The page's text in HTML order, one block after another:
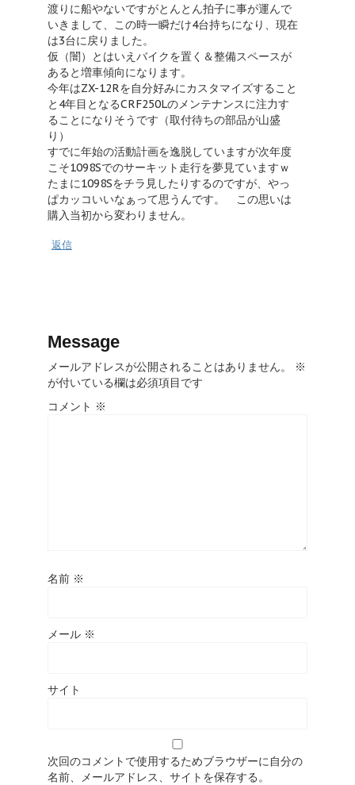
渡りに船やないですがとんとん拍子に事が運んで
いきまして、この時一瞬だけ4台持ちになり、現在
は3台に戻りました。
仮（闇）とはいえバイクを置く＆整備スペースが
あると増車傾向になります。
今年はZX-12Rを自分好みにカスタマイズすること
と4年目となるCRF250Lのメンテナンスに注力す
ることになりそうです（取付待ちの部品が山盛
り）
すでに年始の活動計画を逸脱していますが次年度
こそ1098Sでのサーキット走行を夢見ていますｗ
たまに1098Sをチラ見したりするのですが、やっ
ぱカッコいいなぁって思うんです。 この思いは
購入当初から変わりません。
返信
Message
メールアドレスが公開されることはありません。
※
が付いている欄は必須項目です
コメント ※
名前 ※
メール ※
サイト
次回のコメントで使用するためブラウザーに自分の
名前、メールアドレス、サイトを保存する。